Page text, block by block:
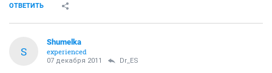
ОТВЕТИТЬ
S
Shumelka
experienced
07 декабря 2011 Dr_ES